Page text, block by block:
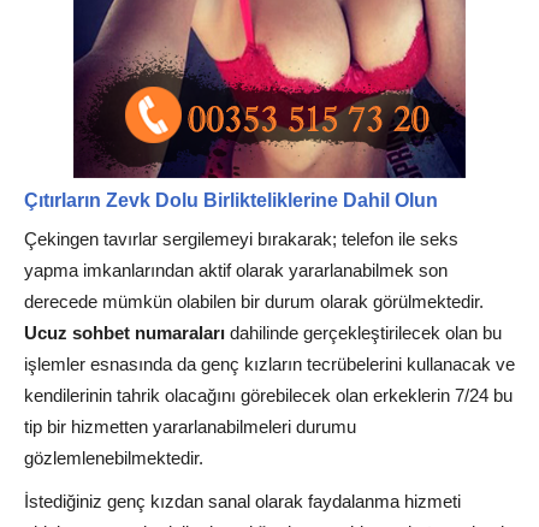
Çıtırların Zevk Dolu Birlikteliklerine Dahil Olun
Çekingen tavırlar sergilemeyi bırakarak; telefon ile seks
yapma imkanlarından aktif olarak yararlanabilmek son
derecede mümkün olabilen bir durum olarak görülmektedir.
Ucuz sohbet numaraları dahilinde gerçekleştirilecek olan bu
işlemler esnasında da genç kızların tecrübelerini kullanacak ve
kendilerinin tahrik olacağını görebilecek olan erkeklerin 7/24 bu
tip bir hizmetten yararlanabilmeleri durumu
gözlemlenebilmektedir.
İstediğiniz genç kızdan sanal olarak faydalanma hizmeti